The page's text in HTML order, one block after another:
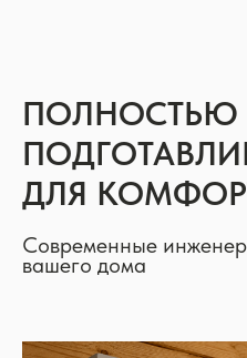
ПОЛНОСТЬЮ
ДЛЯ
Современные
вашего дома